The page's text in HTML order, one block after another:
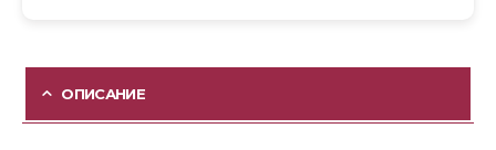
ОПИСАНИЕ